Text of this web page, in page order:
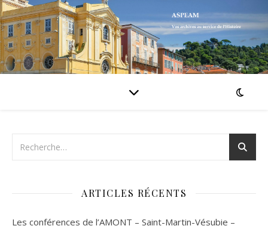
ARTICLES RÉCENTS
Les conférences de l’AMONT – Saint-Martin-Vésubie –